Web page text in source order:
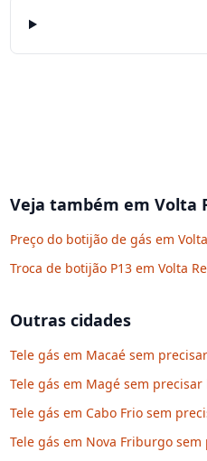
Veja também em Volta
Preço do botijão de gás em
Troca de botijão P13 em Volta
Outras cidades
Tele gás em Macaé sem
Tele gás em Magé sem
Tele gás em Cabo Frio sem
Tele gás em Nova Friburgo